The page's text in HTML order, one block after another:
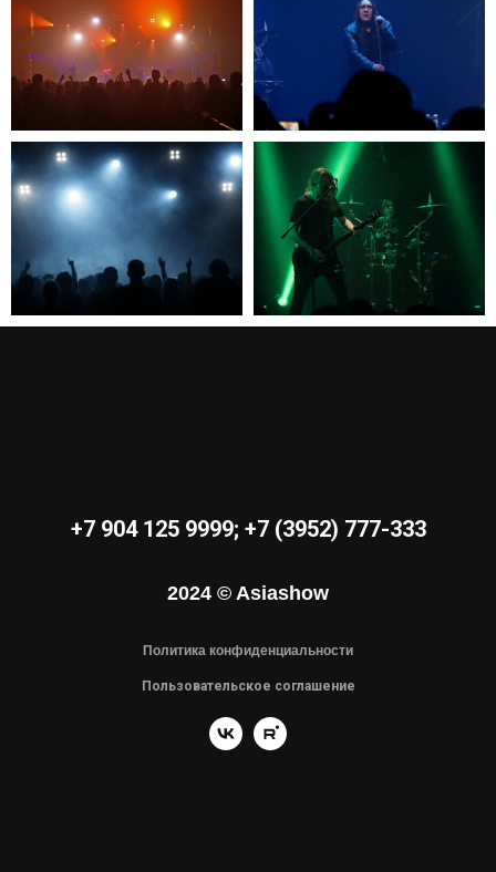
+7 904 125 9999; +7 (3952) 777-333
2024 © Asiashow
Политика конфиденциальности
Пользовательское соглашение